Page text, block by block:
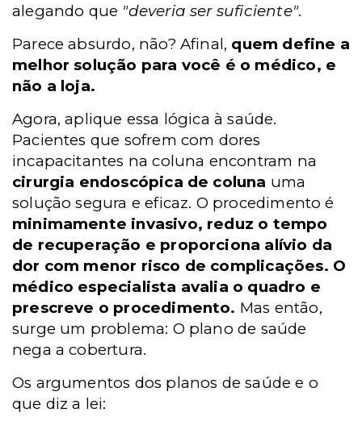
alegando que "deveria ser suficiente".
Parece absurdo, não? Afinal, quem define a
melhor solução para você é o médico, e
não a loja.
Agora, aplique essa lógica à saúde.
Pacientes que sofrem com dores
incapacitantes na coluna encontram na
cirurgia endoscópica de coluna uma
solução segura e eficaz. O procedimento é
minimamente invasivo, reduz o tempo
de recuperação e proporciona alívio da
dor com menor risco de complicações. O
médico especialista avalia o quadro e
prescreve o procedimento. Mas então,
surge um problema: O plano de saúde
nega a cobertura.
Os argumentos dos planos de saúde e o
que diz a lei: